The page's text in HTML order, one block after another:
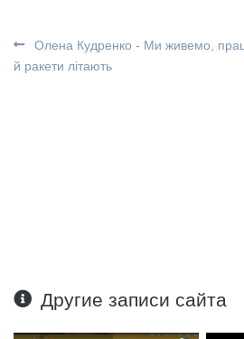
Олена Кудренко - Ми живемо,
й ракети літають
Другие записи сайта